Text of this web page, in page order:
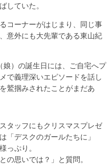
していた。
コーナーがはじまり、同じ事
意外にも大先輩である東山紀
娘）の誕生日には、ご自宅へプ
で義理深いエピソードを話し
鷲掴みされたことがまだあ
タッフにもクリスマスプレゼ
「デスクのガールたちに」
っぷり。
の思いでは？」と質問。